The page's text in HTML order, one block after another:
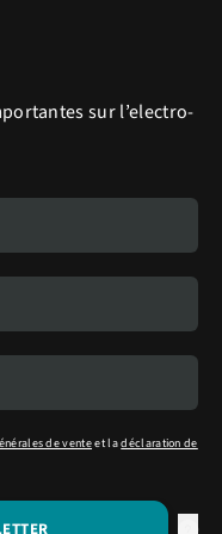
sur l’electro-
de venteet ladéclaration de